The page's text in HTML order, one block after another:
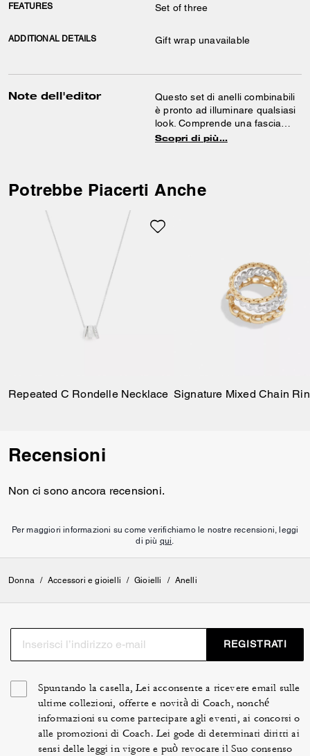
FEATURES Set of three
ADDITIONAL DETAILS Gift wrap unavailable
Note dell'editor
Questo set di anelli combinabili
è pronto ad illuminare qualsiasi
look. Comprende una fascia
lucida, una in pavé e un anello
Scopri di più…
Potrebbe Piacerti Anche
Repeated C Rondelle Necklace Signature Mixed Chain
Recensioni
Non ci sono ancora recensioni.
Per maggiori informazioni su come verifichiamo le nostre recensioni, leggi
di più qui
Donna / Accessori e gioielli / Gioielli / Anelli
REGISTRATI
Spuntando la casella, Lei acconsente a ricevere email sulle
ultime collezioni, offerte e novità di Coach, nonché
informazioni su come partecipare agli eventi, ai concorsi o
alle promozioni di Coach. Lei gode di determinati diritti ai
sensi delle leggi in vigore e può revocare il Suo consenso